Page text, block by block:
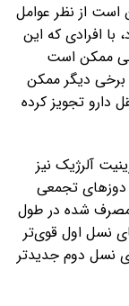
است از نظر عوامل
با افرادی که این
ممکن است
برخی دیگر ممکن
دارو تجویز کرده
به رینیت آلرژیک نیز
دوزهای تجمعی
مصرف شده در طول
نسل اول قوی‌تر
نسل دوم جدیدتر